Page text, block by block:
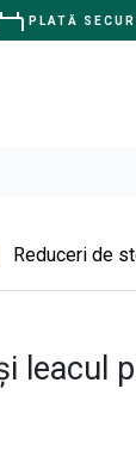
PLATĂ
Reduceri de
leacul